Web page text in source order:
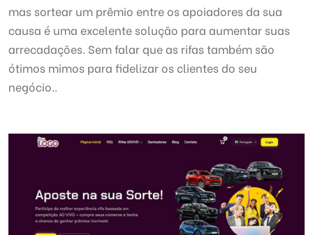
mas sortear um prêmio entre os apoiadores da sua
causa é uma excelente solução para aumentar suas
arrecadações. Sem falar que as rifas também são
ótimos mimos para fidelizar os clientes do seu
negócio..